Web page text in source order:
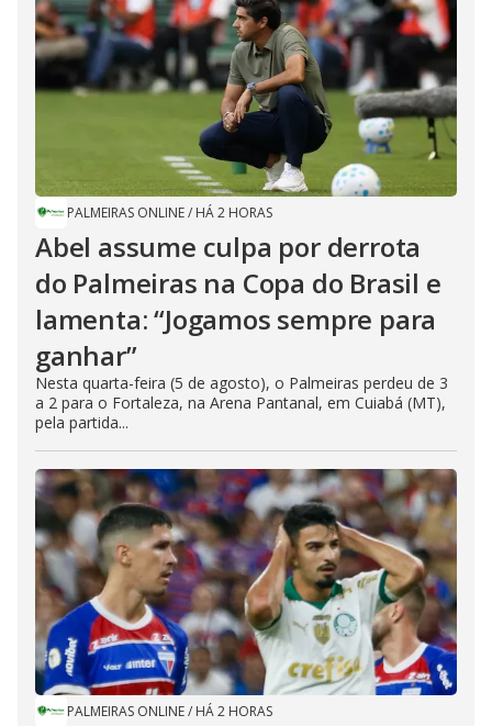
PALMEIRAS ONLINE/ HÁ 2 HORAS
Abel assume culpa por derrota
do Palmeiras na Copa do Brasil e
lamenta: “Jogamos sempre para
ganhar”
Nesta quarta-feira (5 de agosto), o Palmeiras perdeu de 3
a 2 para o Fortaleza, na Arena Pantanal, em Cuiabá (MT),
pela partida...
PALMEIRAS ONLINE/ HÁ 2 HORAS